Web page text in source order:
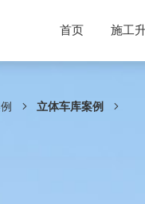
首页 施工
立体车库案例